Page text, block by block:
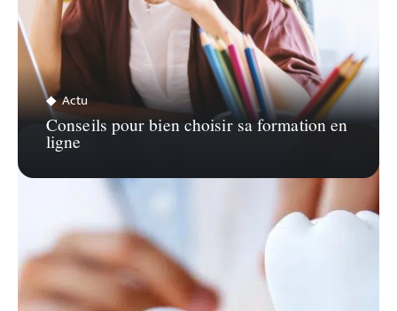
Actu
Conseils pour bien choisir sa formation en
ligne